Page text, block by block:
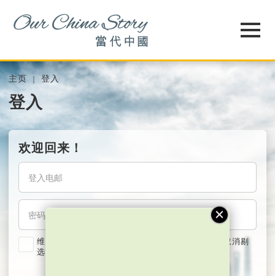
主页 登入
登入
欢迎回来！
维持我的登入状态两星期 (若使用共用电脑，紧记取消剔
选)